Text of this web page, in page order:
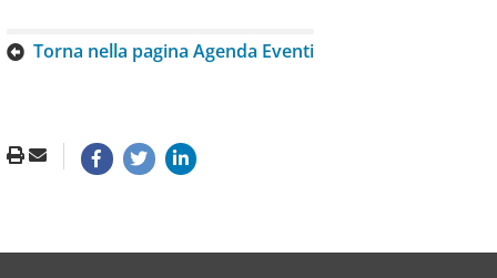
Torna nella pagina Agenda Eventi